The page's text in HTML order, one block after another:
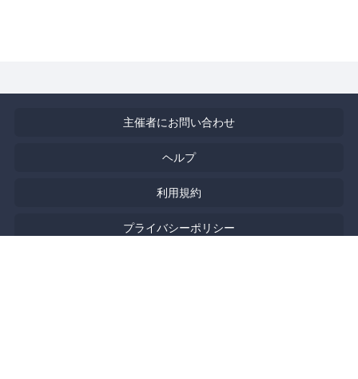
主催者にお問い合わせ
ヘルプ
利用規約
プライバシーポリシー